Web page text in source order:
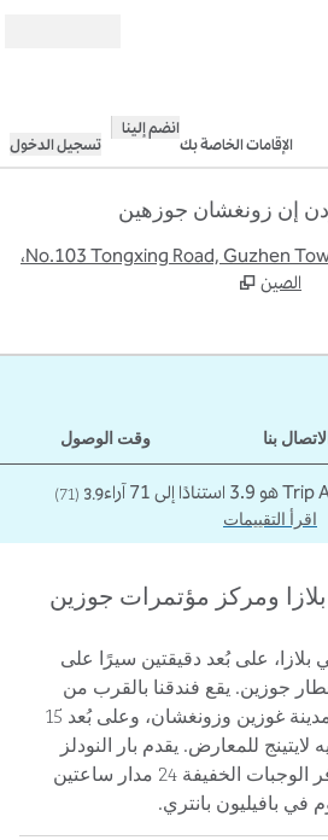
الإقامات الخاصة بك
انضم إلينا
تسجيل الدخول
إن زونغشان جوزهين
No.103 Tongxing Road, Guzhen Town, Zhongshan, 528421،
الصين
بنا وقت الوصول
3.9
(
71
)
اقرأ التقييمات
ومركز مؤتمرات جوزين
بلازا، على بُعد دقيقتين سيرًا على
جوزين. يقع فندقنا بالقرب من
المنطقة التجارية في مدينة غوزين وزونغشان، وعلى بُعد 15
للمعارض. يقدم بار النودلز
الغداء والعشاء، وتتوفر الوجبات الخفيفة 24 مدار ساعتين
في بافيليون بانتري.